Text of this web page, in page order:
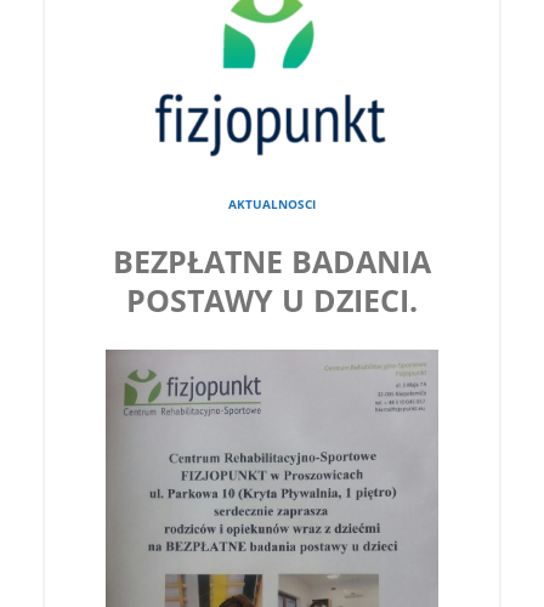
AKTUALNOSCI
BEZPŁATNE BADANIA
POSTAWY U DZIECI.